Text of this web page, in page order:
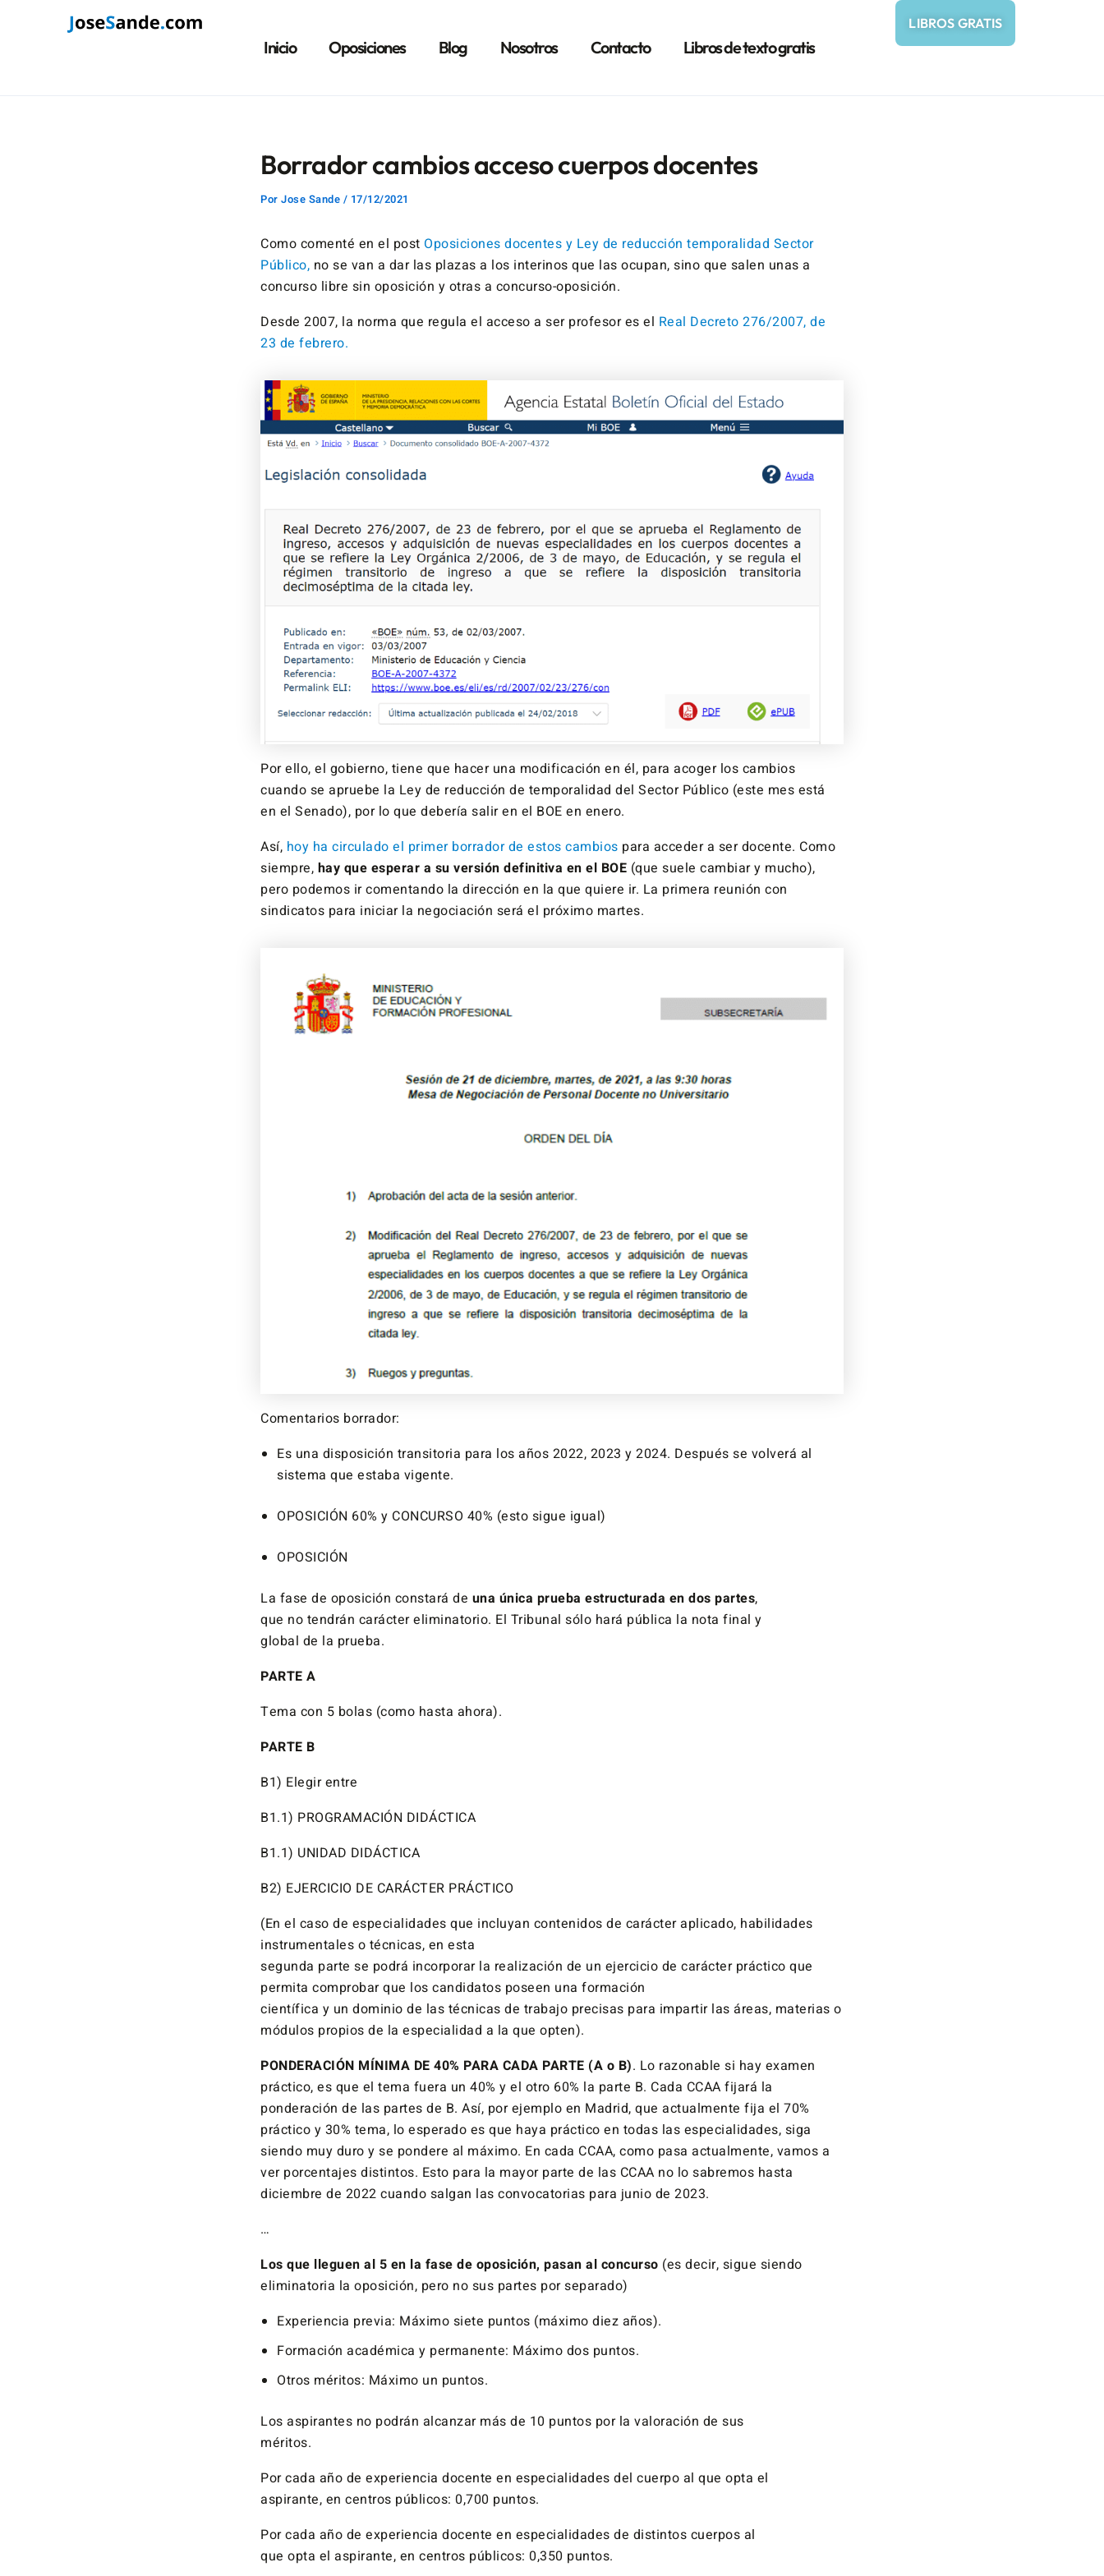
Inicio Oposiciones Blog Nosotros Contacto Libros de texto gratis
LIBROS GRATIS
Borrador cambios acceso cuerpos docentes
Por Jose Sande / 17/12/2021
Como comenté en el post Oposiciones docentes y Ley de reducción temporalidad Sector
Público, no se van a dar las plazas a los interinos que las ocupan, sino que salen unas a
concurso libre sin oposición y otras a concurso-oposición.
Desde 2007, la norma que regula el acceso a ser profesor es el Real Decreto 276/2007, de
23 de febrero.
Por ello, el gobierno, tiene que hacer una modificación en él, para acoger los cambios
cuando se apruebe la Ley de reducción de temporalidad del Sector Público (este mes está
en el Senado), por lo que debería salir en el BOE en enero.
Así, hoy ha circulado el primer borrador de estos cambios para acceder a ser docente. Como
siempre, hay que esperar a su versión definitiva en el BOE (que suele cambiar y mucho),
pero podemos ir comentando la dirección en la que quiere ir. La primera reunión con
sindicatos para iniciar la negociación será el próximo martes.
Comentarios borrador:
Es una disposición transitoria para los años 2022, 2023 y 2024. Después se volverá al
sistema que estaba vigente.
OPOSICIÓN 60% y CONCURSO 40% (esto sigue igual)
OPOSICIÓN
La fase de oposición constará de una única prueba estructurada en dos partes,
que no tendrán carácter eliminatorio. El Tribunal sólo hará pública la nota final y
global de la prueba.
PARTE A
Tema con 5 bolas (como hasta ahora).
PARTE B
B1) Elegir entre
B1.1) PROGRAMACIÓN DIDÁCTICA
B1.1) UNIDAD DIDÁCTICA
B2) EJERCICIO DE CARÁCTER PRÁCTICO
(En el caso de especialidades que incluyan contenidos de carácter aplicado, habilidades
instrumentales o técnicas, en esta
segunda parte se podrá incorporar la realización de un ejercicio de carácter práctico que
permita comprobar que los candidatos poseen una formación
científica y un dominio de las técnicas de trabajo precisas para impartir las áreas, materias o
módulos propios de la especialidad a la que opten).
PONDERACIÓN MÍNIMA DE 40% PARA CADA PARTE (A o B). Lo razonable si hay examen
práctico, es que el tema fuera un 40% y el otro 60% la parte B. Cada CCAA fijará la
ponderación de las partes de B. Así, por ejemplo en Madrid, que actualmente fija el 70%
práctico y 30% tema, lo esperado es que haya práctico en todas las especialidades, siga
siendo muy duro y se pondere al máximo. En cada CCAA, como pasa actualmente, vamos a
ver porcentajes distintos. Esto para la mayor parte de las CCAA no lo sabremos hasta
diciembre de 2022 cuando salgan las convocatorias para junio de 2023.
…
Los que lleguen al 5 en la fase de oposición, pasan al concurso (es decir, sigue siendo
eliminatoria la oposición, pero no sus partes por separado)
Experiencia previa: Máximo siete puntos (máximo diez años).
Formación académica y permanente: Máximo dos puntos.
Otros méritos: Máximo un puntos.
Los aspirantes no podrán alcanzar más de 10 puntos por la valoración de sus
méritos.
Por cada año de experiencia docente en especialidades del cuerpo al que opta el
aspirante, en centros públicos: 0,700 puntos.
Por cada año de experiencia docente en especialidades de distintos cuerpos al
que opta el aspirante, en centros públicos: 0,350 puntos.
entradas